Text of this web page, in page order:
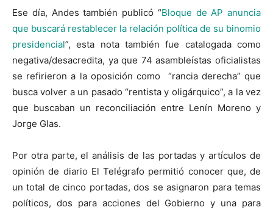
Ese día, Andes también publicó “Bloque de AP anuncia
que buscará restablecer la relación política de su binomio
presidencial”, esta nota también fue catalogada como
negativa/desacredita, ya que 74 asambleístas oficialistas
se refirieron a la oposición como “rancia derecha” que
busca volver a un pasado “rentista y oligárquico”, a la vez
que buscaban un reconciliación entre Lenín Moreno y
Jorge Glas.
Por otra parte, el análisis de las portadas y artículos de
opinión de diario El Telégrafo permitió conocer que, de
un total de cinco portadas, dos se asignaron para temas
políticos, dos para acciones del Gobierno y una para